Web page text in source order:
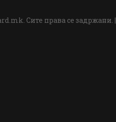
Сите права се задржани. |